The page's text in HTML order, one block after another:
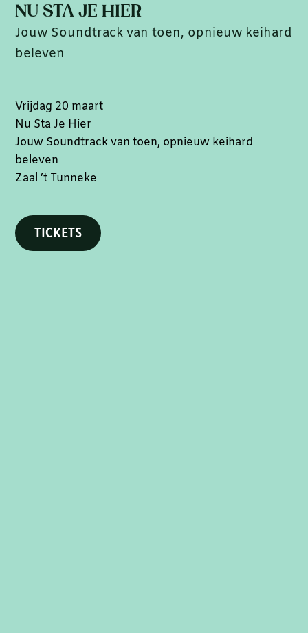
NU STA JE HIER
Jouw Soundtrack van toen, opnieuw keihard
beleven
Vrijdag 20 maart
Nu Sta Je Hier
Jouw Soundtrack van toen, opnieuw keihard
beleven
Zaal ’t Tunneke
TICKETS